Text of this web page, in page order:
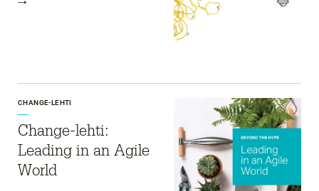
CHANGE-LEHTI
Change-lehti:
Leading in an Agile
World